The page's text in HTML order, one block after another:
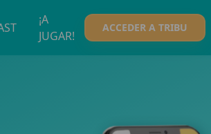
¡A
JUGAR!
ACCEDER A TRIBU